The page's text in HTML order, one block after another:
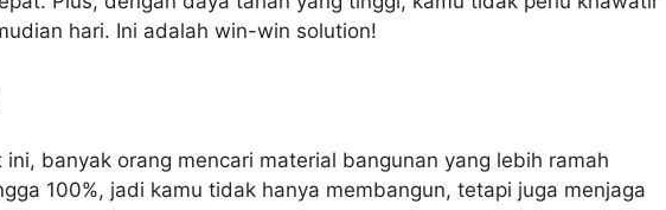
hari. Ini adalah win-win solution!
banyak orang mencari material bangunan yang lebih ramah
100%, jadi kamu tidak hanya membangun, tetapi juga menjaga